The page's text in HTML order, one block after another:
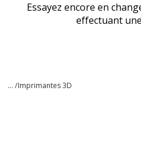
Essayez encore en
effectuant
... /Imprimantes 3D